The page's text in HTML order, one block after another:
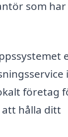
som
företag
att hålla ditt